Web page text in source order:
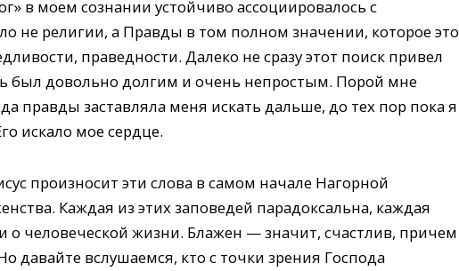
в моем сознании устойчиво ассоциировалось с
не религии, а Правды в том полном значении, которое это
праведности. Далеко не сразу этот поиск привел
был довольно долгим и очень непростым. Порой мне
правды заставляла меня искать дальше, до тех пор пока я
искало мое сердце.
произносит эти слова в самом начале Нагорной
Каждая из этих заповедей парадоксальна, каждая
человеческой жизни. Блажен — значит, счастлив, причем
вслушаемся, кто с точки зрения Господа